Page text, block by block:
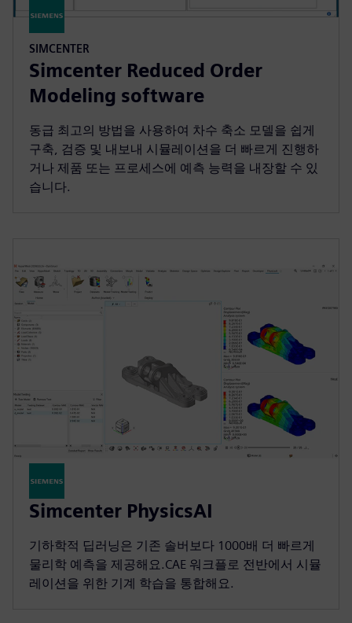
SIMCENTER
Simcenter Reduced Order
Modeling software
동급 최고의 방법을 사용하여 차수 축소 모델을 쉽게
구축, 검증 및 내보내 시뮬레이션을 더 빠르게 진행하
거나 제품 또는 프로세스에 예측 능력을 내장할 수 있
습니다.
Simcenter PhysicsAI
기하학적 딥러닝은 기존 솔버보다 1000배 더 빠르게
물리학 예측을 제공해요.CAE 워크플로 전반에서 시뮬
레이션을 위한 기계 학습을 통합해요.